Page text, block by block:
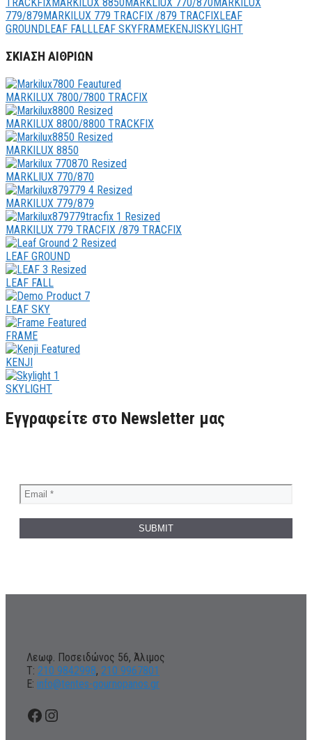
779/879MARKILUX 779 TRACFIX /879 TRACFIXLEAF
GROUNDLEAF FALLLEAF SKYFRAMEKENJISKYLIGHT
ΣΚΙΑΣΗ ΑΙΘΡΙΩΝ
MARKILUX 7800/7800 TRACFIX
MARKILUX 8800/8800 TRACKFIX
MARKILUX 8850
MARKLIUX 770/870
MARKILUX 779/879
MARKILUX 779 TRACFIX /879 TRACFIX
LEAF GROUND
LEAF FALL
LEAF SKY
FRAME
KENJI
SKYLIGHT
Εγγραφείτε στο Newsletter μας
Λεωφ. Ποσειδώνος 56, Άλιμος
Τ: 210 9842998, 210 9967801
Ε: info@tentes-gournopanos.gr
Facebook
Instagram